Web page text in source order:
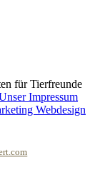
für Tierfreunde
Impressum
Webdesign